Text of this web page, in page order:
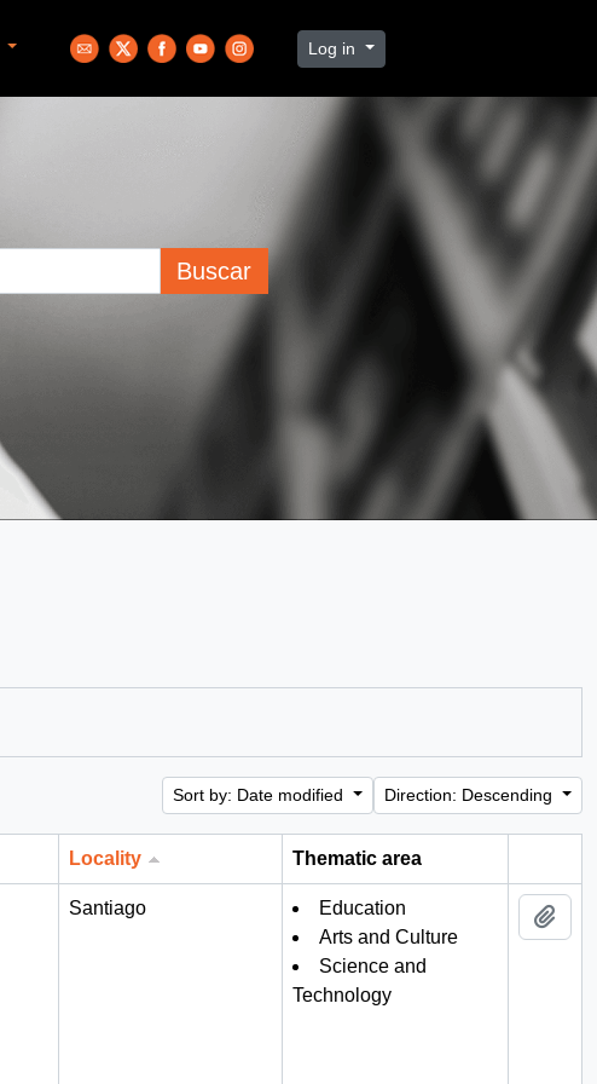
Log in
Buscar
Sort by: Date modified Direction: Descending
Locality
Thematic area
Santiago
Education
Arts and Culture
Science and
Technology